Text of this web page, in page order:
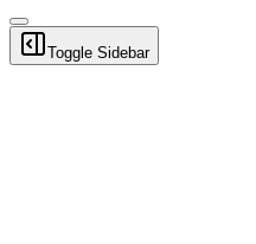
Toggle Sidebar